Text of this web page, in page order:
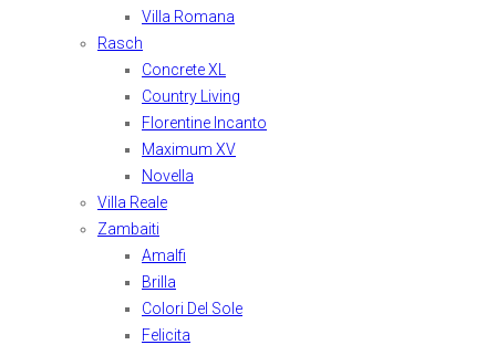
Villa Romana
Rasch
Concrete XL
Country Living
Florentine Incanto
Maximum XV
Novella
Villa Reale
Zambaiti
Amalfi
Brilla
Colori Del Sole
Felicita